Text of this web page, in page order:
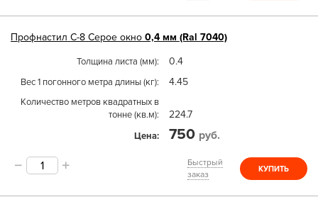
Профнастил С-8 Серое окно 0,4 мм (Ral 7040)
Толщина листа (мм) 0.4
Вес 1 погонного метра длины (кг) 4.45
Количество метров квадратных в
тонне (кв.м)
224.7
Цена 750 руб.
Быстрый
заказ
КУПИТЬ